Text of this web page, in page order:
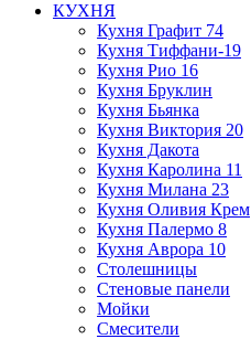
КУХНЯ
Кухня Графит 74
Кухня Тиффани-19
Кухня Рио 16
Кухня Бруклин
Кухня Бьянка
Кухня Виктория 20
Кухня Дакота
Кухня Каролина 11
Кухня Милана 23
Кухня Оливия Крем
Кухня Палермо 8
Кухня Аврора 10
Столешницы
Стеновые панели
Мойки
Смесители